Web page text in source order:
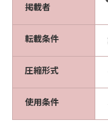
掲載者
転載条件
圧縮形式
使用条件